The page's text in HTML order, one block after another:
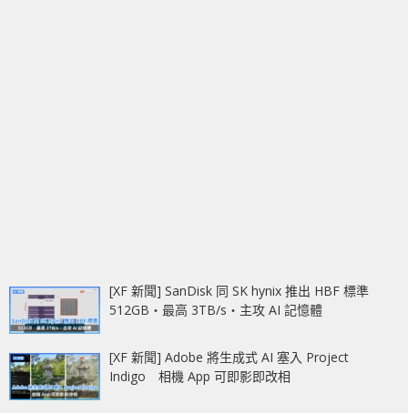
[XF 新聞] SanDisk 同 SK hynix 推出 HBF 標準
512GB‧最高 3TB/s‧主攻 AI 記憶體
[XF 新聞] Adobe 將生成式 AI 塞入 Project
Indigo 相機 App 可即影即改相